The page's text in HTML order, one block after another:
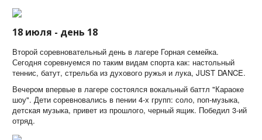
18 июля - день 18
Второй соревновательный день в лагере Горная семейка.
Сегодня соревнуемся по таким видам спорта как: настольный
теннис, батут, стрельба из духового ружья и лука, JUST DANCE.
Вечером впервые в лагере состоялся вокальный баттл "Караоке
шоу". Дети соревновались в пении 4-х групп: соло, поп-музыка,
детская музыка, привет из прошлого, черный ящик. Победил 3-ий
отряд.